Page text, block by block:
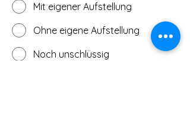
Mit eigener Aufstellung
Ohne eigene Aufstellung
Noch unschlüssig